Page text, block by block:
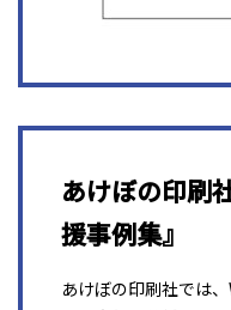
あけぼの印刷
援事例集』
あけぼの印刷社では